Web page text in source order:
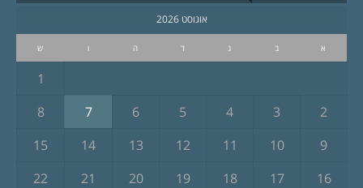
אוגוסט 2026
א ב ג ד ה ו ש
1
2
3
4
5
6
7
8
9
10
11
12
13
14
15
16
17
18
19
20
21
22